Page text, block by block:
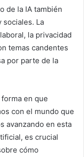
de la IA también
sociales. La
la privacidad
temas candentes
por parte de la
en que
con el mundo que
avanzando en esta
es crucial
cómo